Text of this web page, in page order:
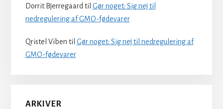
Dorrit Bjerregaard til Gør noget: Sig nej til
nedregulering af GMO-fødevarer
Qristel Viben til Gør noget: Sig nej til nedregulering af
GMO-fødevarer
ARKIVER